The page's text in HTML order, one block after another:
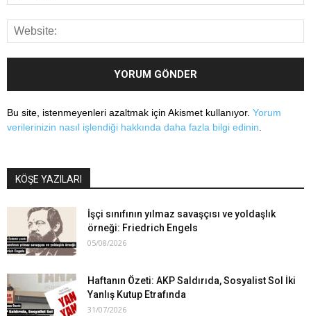
Bu site, istenmeyenleri azaltmak için Akismet kullanıyor. Yorum
verilerinizin nasıl işlendiği hakkında daha fazla bilgi edinin
KÖŞE YAZILARI
İşçi sınıfının yılmaz savaşçısı ve yoldaşlık
örneği: Friedrich Engels
05/08/2026
Haftanın Özeti: AKP Saldırıda, Sosyalist Sol İki
Yanlış Kutup Etrafında
31/07/2026